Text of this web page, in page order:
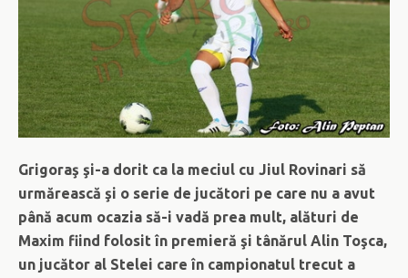
Grigoraş şi-a dorit ca la meciul cu Jiul Rovinari să
urmărească şi o serie de jucători pe care nu a avut
până acum ocazia să-i vadă prea mult, alături de
Maxim fiind folosit în premieră şi tânărul Alin Toşca,
un jucător al Stelei care în campionatul trecut a